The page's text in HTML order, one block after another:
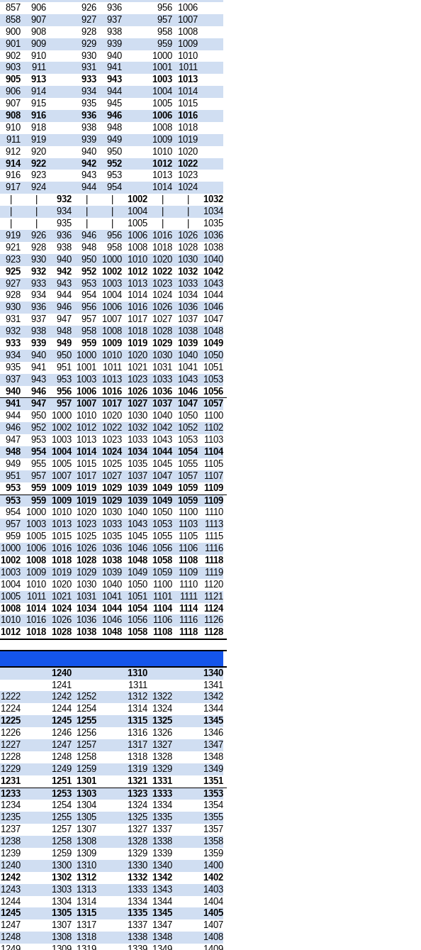
857 906 926 936 956 1006
858 907 927 937 957 1007
900 908 928 938 958 1008
901 909 929 939 959 1009
902 910 930 940 1000 1010
903 911 931 941 1001
1011
905 913 933 943 1003 1013
906 914 934 944 1004 1014
907 915 935 945 1005 1015
908 916 936 946 1006 1016
910 918 938 948 1008 1018
911 919 939 949 1009 1019
912 920 940 950 1010 1020
914 922 942 952 1012 1022
916 923 943 953 1013 1023
917 924 944 954 1014 1024
932 1002
1032
934 1004
1034
935 1005
1035
919 926 936 946 956 1006 1016 1026
1036
921 928 938 948 958 1008 1018 1028
1038
923 930 940 950 1000 1010 1020 1030
1040
925 932 942 952 1002 1012 1022 1032 1042
927 933 943 953 1003 1013 1023 1033
1043
928 934 944 954 1004 1014 1024 1034
1044
930 936 946 956 1006 1016 1026 1036
1046
931 937 947 957 1007 1017 1027 1037
1047
932 938 948 958 1008 1018 1028 1038
1048
933 939 949 959 1009 1019 1029 1039 1049
934 940 950 1000 1010 1020 1030 1040
1050
935 941 951 1001 1011 1021 1031 1041
1051
937 943 953 1003 1013 1023 1033 1043
1053
940 946 956 1006 1016 1026 1036 1046 1056
941 947 957 1007 1017 1027 1037 1047 1057
944 950 1000 1010 1020 1030 1040 1050
1100
946 952 1002 1012 1022 1032 1042 1052
1102
947 953 1003 1013 1023 1033 1043 1053
1103
948 954 1004 1014 1024 1034 1044 1054
1104
949 955 1005 1015 1025 1035 1045 1055
1105
951 957 1007 1017 1027 1037 1047 1057
1107
953 959 1009 1019 1029 1039 1049 1059
1109
953 959 1009 1019 1029 1039 1049 1059
1109
954 1000 1010 1020 1030 1040 1050 1100
1110
957 1003 1013 1023 1033 1043 1053 1103
1113
959 1005 1015 1025 1035 1045 1055 1105
1115
1000 1006 1016 1026 1036 1046 1056 1106
1116
1002 1008 1018 1028 1038 1048 1058 1108
1118
1003 1009 1019 1029 1039 1049 1059 1109
1119
1004 1010 1020 1030 1040 1050 1100 1110
1120
1005 1011 1021 1031 1041 1051 1101 1111
1121
1008 1014 1024 1034 1044 1054 1104 1114
1124
1010 1016 1026 1036 1046 1056 1106 1116
1126
1012 1018 1028 1038 1048 1058 1108 1118 1128
1240 1310
1340
1241 1311
1341
1222 1242 1252 1312 1322
1342
1224 1244 1254 1314 1324
1344
1225 1245 1255 1315 1325
1345
1226 1246 1256 1316 1326
1346
1227 1247 1257 1317 1327
1347
1228 1248 1258 1318 1328
1348
1229 1249 1259 1319 1329
1349
1231 1251 1301 1321 1331
1351
1233 1253 1303 1323 1333
1353
1234 1254 1304 1324 1334
1354
1235 1255 1305 1325 1335
1355
1237 1257 1307 1327 1337
1357
1238 1258 1308 1328 1338
1358
1239 1259 1309 1329 1339
1359
1240 1300 1310 1330 1340
1400
1242 1302 1312 1332 1342
1402
1243 1303 1313 1333 1343
1403
1244 1304 1314 1334 1344
1404
1245 1305 1315 1335 1345
1405
1247 1307 1317 1337 1347
1407
1248 1308 1318 1338 1348
1408